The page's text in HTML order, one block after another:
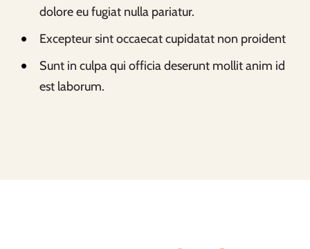
dolore eu fugiat nulla pariatur.
Excepteur sint occaecat cupidatat non proident
Sunt in culpa qui officia deserunt mollit anim id
est laborum.